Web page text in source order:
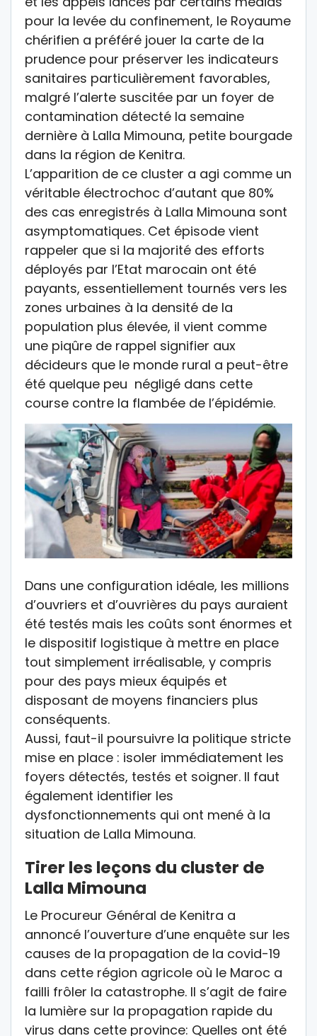
pour la levée du confinement, le Royaume
chérifien a préféré jouer la carte de la
prudence pour préserver les indicateurs
sanitaires particulièrement favorables,
malgré l’alerte suscitée par un foyer de
contamination détecté la semaine
dernière à Lalla Mimouna, petite bourgade
dans la région de Kenitra.
L’apparition de ce cluster a agi comme un
véritable électrochoc d’autant que 80%
des cas enregistrés à Lalla Mimouna sont
asymptomatiques. Cet épisode vient
rappeler que si la majorité des efforts
déployés par l’Etat marocain ont été
payants, essentiellement tournés vers les
zones urbaines à la densité de la
population plus élevée, il vient comme
une piqûre de rappel signifier aux
décideurs que le monde rural a peut-être
été quelque peu négligé dans cette
course contre la flambée de l’épidémie.
Dans une configuration idéale, les millions
d’ouvriers et d’ouvrières du pays auraient
été testés mais les coûts sont énormes et
le dispositif logistique à mettre en place
tout simplement irréalisable, y compris
pour des pays mieux équipés et
disposant de moyens financiers plus
conséquents.
Aussi, faut-il poursuivre la politique stricte
mise en place : isoler immédiatement les
foyers détectés, testés et soigner. Il faut
également identifier les
dysfonctionnements qui ont mené à la
situation de Lalla Mimouna.
Tirer les leçons du cluster de
Lalla Mimouna
Le Procureur Général de Kenitra a
annoncé l’ouverture d’une enquête sur les
causes de la propagation de la covid-19
dans cette région agricole où le Maroc a
failli frôler la catastrophe. Il s’agit de faire
la lumière sur la propagation rapide du
virus dans cette province: Quelles ont été